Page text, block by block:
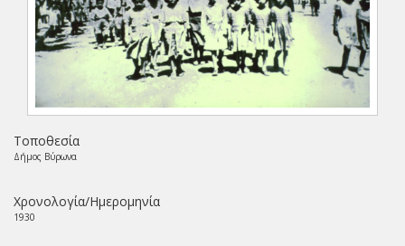
Τοποθεσία
Δήμος Βύρωνα
Χρονολογία/Ημερομηνία
1930